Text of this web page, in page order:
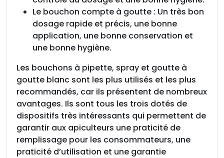
Le bouchon compte à goutte : Un très bon
dosage rapide et précis, une bonne
application, une bonne conservation et
une bonne hygiène.
Les bouchons à pipette, spray et goutte à
goutte blanc sont les plus utilisés et les plus
recommandés, car ils présentent de nombreux
avantages. Ils sont tous les trois dotés de
dispositifs très intéressants qui permettent de
garantir aux apiculteurs une praticité de
remplissage pour les consommateurs, une
praticité d’utilisation et une garantie